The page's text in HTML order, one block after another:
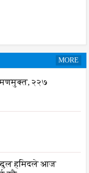
MORE
२२७
हमिदले आज